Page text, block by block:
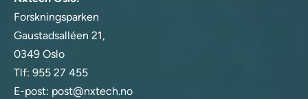
Forskningsparken
Gaustadsalléen 21,
0349 Oslo
Tlf: 955 27 455
E-post: post@nxtech.no